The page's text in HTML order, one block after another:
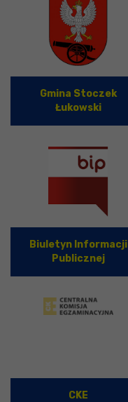
Gmina Stoczek
Łukowski
Biuletyn Informacji
Publicznej
CKE